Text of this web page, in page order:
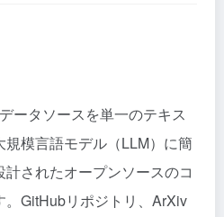
ータソースを単一のテキス
規模言語モデル（LLM）に簡
されたオープンソースのコ
GitHubリポジトリ、ArXiv